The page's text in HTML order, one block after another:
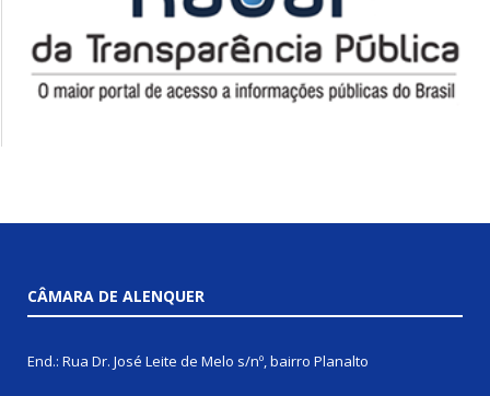
CÂMARA DE ALENQUER
End.: Rua Dr. José Leite de Melo s/nº, bairro Planalto